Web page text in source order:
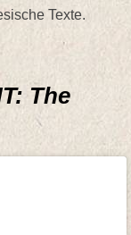
Texte.
The